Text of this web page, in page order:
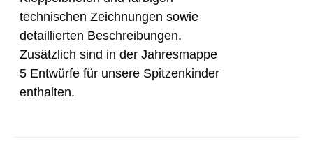
technischen Zeichnungen sowie
detaillierten Beschreibungen.
Zusätzlich sind in der Jahresmappe
5 Entwürfe für unsere Spitzenkinder
enthalten.